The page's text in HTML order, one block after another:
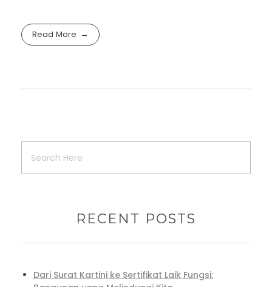
Read More
RECENT POSTS
Dari Surat Kartini ke Sertifikat Laik Fungsi: